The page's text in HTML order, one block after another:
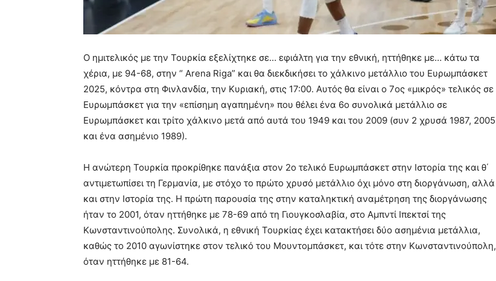
Ο ημιτελικός με την Τουρκία εξελίχτηκε σε… εφιάλτη για την εθνική, ηττήθηκε με… κάτω τα
χέρια, με 94-68, στην “ Arena Riga” και θα διεκδικήσει το χάλκινο μετάλλιο του Ευρωμπάσκετ
2025, κόντρα στη Φινλανδία, την Κυριακή, στις 17:00. Αυτός θα είναι ο 7oς «μικρός» τελικός σε
Ευρωμπάσκετ για την «επίσημη αγαπημένη» που θέλει ένα 6ο συνολικά μετάλλιο σε
Ευρωμπάσκετ και τρίτο χάλκινο μετά από αυτά του 1949 και του 2009 (συν 2 χρυσά 1987, 2005
και ένα ασημένιο 1989).
Η ανώτερη Τουρκία προκρίθηκε πανάξια στον 2ο τελικό Ευρωμπάσκετ στην Ιστορία της και θ΄
αντιμετωπίσει τη Γερμανία, με στόχο το πρώτο χρυσό μετάλλιο όχι μόνο στη διοργάνωση, αλλά
και στην Ιστορία της. Η πρώτη παρουσία της στην καταληκτική αναμέτρηση της διοργάνωσης
ήταν το 2001, όταν ηττήθηκε με 78-69 από τη Γιουγκοσλαβία, στο Αμπντί Ιπεκτσί της
Κωνσταντινούπολης. Συνολικά, η εθνική Τουρκίας έχει κατακτήσει δύο ασημένια μετάλλια,
καθώς το 2010 αγωνίστηκε στον τελικό του Μουντομπάσκετ, και τότε στην Κωνσταντινούπολη,
όταν ηττήθηκε με 81-64.